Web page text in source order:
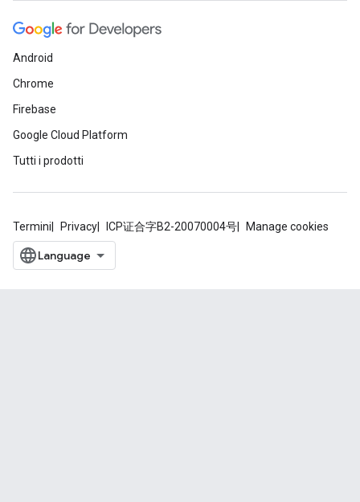
Android
Chrome
Firebase
Google Cloud Platform
Tutti i prodotti
Termini Privacy ICP证合字B2-20070004号 Manage cookies